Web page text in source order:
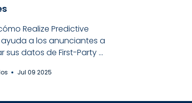
Realize Predictive
a los anunciantes a
sus datos de First-Party ...
Jul 09 2025